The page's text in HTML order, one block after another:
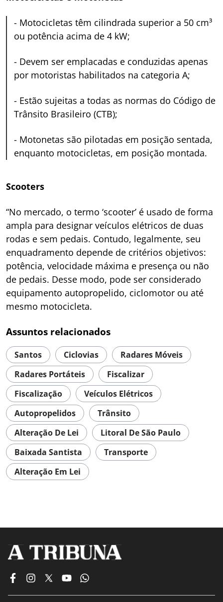
- Motocicletas têm cilindrada superior a 50 cm³
ou potência acima de 4 kW;
- Devem ser emplacadas e conduzidas apenas
por motoristas habilitados na categoria A;
- Estão sujeitas a todas as normas do Código de
Trânsito Brasileiro (CTB);
- Motonetas são pilotadas em posição sentada,
enquanto motocicletas, em posição montada.
Scooters
“No mercado, o termo ‘scooter’ é usado de forma
ampla para designar veículos elétricos de duas
rodas e sem pedais. Contudo, legalmente, seu
enquadramento depende de critérios objetivos:
potência, velocidade máxima e presença ou não
de pedais. Desse modo, pode ser considerado
equipamento autopropelido, ciclomotor ou até
mesmo motocicleta.
Assuntos relacionados
Santos Ciclovias
Radares Móveis
Radares Portáteis
Fiscalizar
Fiscalização
Veículos Elétricos
Autopropelidos
Trânsito
Alteração De Lei
Litoral De São Paulo
Baixada Santista
Transporte
Alteração Em Lei